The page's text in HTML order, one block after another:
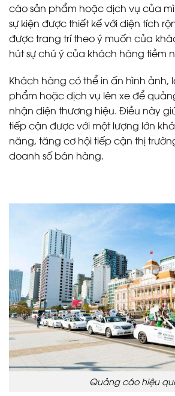
cáo sản phẩm hoặc dịch vụ của
sự kiện được thiết kế với diện tích
được trang trí theo ý muốn của
hút sự chú ý của khách hàng tiềm
Khách hàng có thể in ấn hình ảnh,
phẩm hoặc dịch vụ lên xe để
nhận diện thương hiệu. Điều này
tiếp cận được với một lượng lớn
năng, tăng cơ hội tiếp cận thị
doanh số bán hàng.
Quảng cáo hiệu